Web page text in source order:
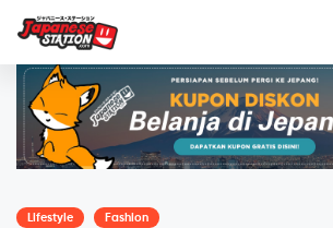
Lifestyle Fashion